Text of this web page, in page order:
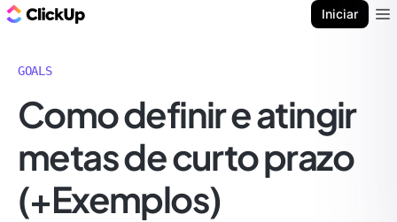
Iniciar
GOALS
Como definir e atingir
metas de curto prazo
(+Exemplos)